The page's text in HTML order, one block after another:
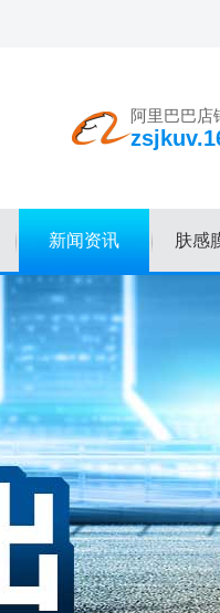
阿里巴巴店
新闻资讯 肤感